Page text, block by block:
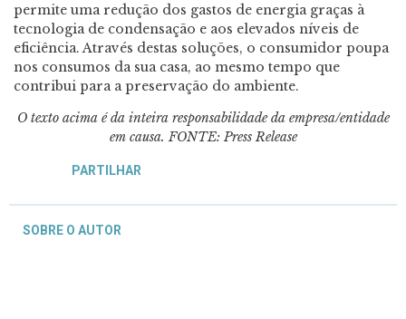
permite uma redução dos gastos de energia graças à
tecnologia de condensação e aos elevados níveis de
eficiência. Através destas soluções, o consumidor poupa
nos consumos da sua casa, ao mesmo tempo que
contribui para a preservação do ambiente.
O texto acima é da inteira responsabilidade da empresa/entidade
em causa.FONTE: Press Release
PARTILHAR
SOBRE O AUTOR